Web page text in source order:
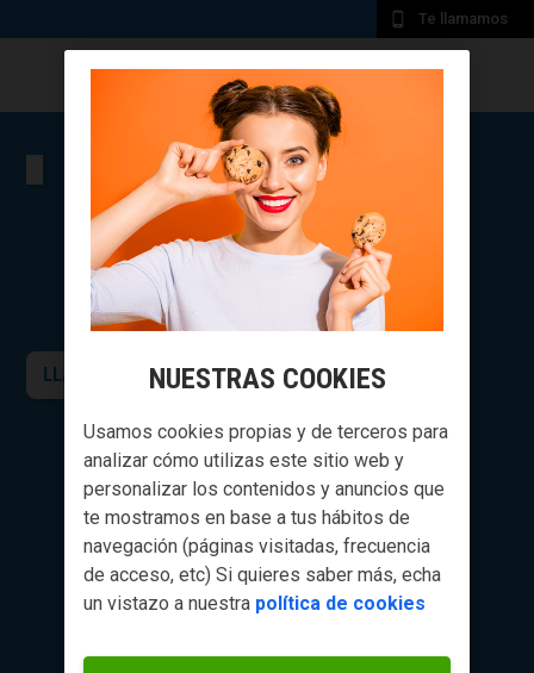
Te llamamos
LLAMADME GRATISNUESTRAS COOKIES
Usamos cookies propias y de terceros para
analizar cómo utilizas este sitio web y
personalizar los contenidos y anuncios que
te mostramos en base a tus hábitos de
navegación (páginas visitadas, frecuencia
de acceso, etc) Si quieres saber más, echa
un vistazo a nuestra política de cookies